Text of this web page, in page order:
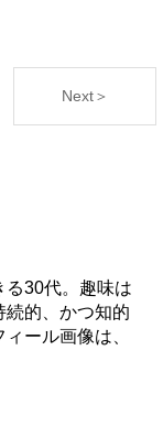
Next＞
る30代。趣味は
続的、かつ知的
ール画像は、